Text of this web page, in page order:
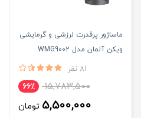
ماساژور پرقدرت لرزشی و گرمایشی
ویکن آلمان مدل WMG9002
81 نفر
15,783,500 66٪
5,500,000 تومان